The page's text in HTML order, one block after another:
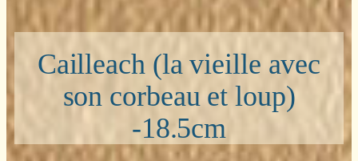
Cailleach (la vieille avec
son corbeau et loup)
-18.5cm